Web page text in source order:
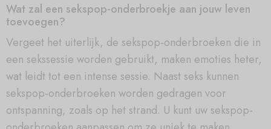
Wat zal een sekspop-onderbroekje aan jouw leven
toevoegen?
Vergeet het uiterlijk, de sekspop-onderbroeken die in
een sekssessie worden gebruikt, maken emoties heter,
wat leidt tot een intense sessie. Naast seks kunnen
sekspop-onderbroeken worden gedragen voor
ontspanning, zoals op het strand. U kunt uw sekspop-